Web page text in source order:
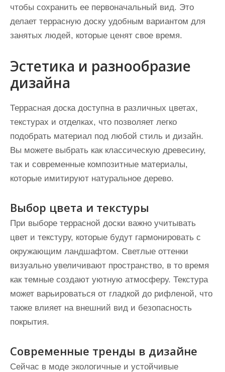
чтобы сохранить ее первоначальный вид. Это
делает террасную доску удобным вариантом для
занятых людей, которые ценят свое время.
Эстетика и разнообразие
дизайна
Террасная доска доступна в различных цветах,
текстурах и отделках, что позволяет легко
подобрать материал под любой стиль и дизайн.
Вы можете выбрать как классическую древесину,
так и современные композитные материалы,
которые имитируют натуральное дерево.
Выбор цвета и текстуры
При выборе террасной доски важно учитывать
цвет и текстуру, которые будут гармонировать с
окружающим ландшафтом. Светлые оттенки
визуально увеличивают пространство, в то время
как темные создают уютную атмосферу. Текстура
может варьироваться от гладкой до рифленой, что
также влияет на внешний вид и безопасность
покрытия.
Современные тренды в дизайне
Сейчас в моде экологичные и устойчивые